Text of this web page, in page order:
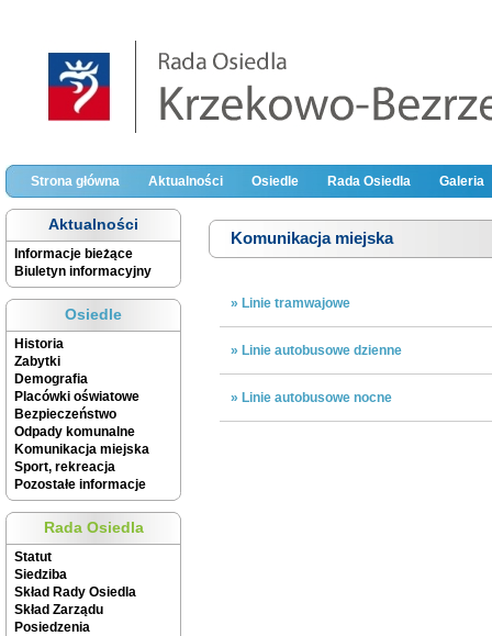
Strona główna Aktualności Osiedle Rada Osiedla Galeria
Aktualności
Informacje bieżące
Biuletyn informacyjny
Osiedle
Historia
Zabytki
Demografia
Placówki oświatowe
Bezpieczeństwo
Odpady komunalne
Komunikacja miejska
Sport, rekreacja
Pozostałe informacje
Rada Osiedla
Statut
Siedziba
Skład Rady Osiedla
Skład Zarządu
Posiedzenia
Komunikacja miejska
» Linie tramwajowe
» Linie autobusowe dzienne
» Linie autobusowe nocne